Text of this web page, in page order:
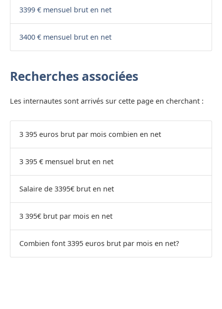
3399 € mensuel brut en net
3400 € mensuel brut en net
Recherches associées
Les internautes sont arrivés sur cette page en cherchant :
3 395 euros brut par mois combien en net
3 395 € mensuel brut en net
Salaire de 3395€ brut en net
3 395€ brut par mois en net
Combien font 3395 euros brut par mois en net?